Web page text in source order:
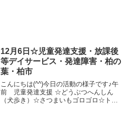
12月6日☆児童発達支援・放課後
等デイサービス・発達障害・柏の
葉・柏市
こんにちは(^^)今日の活動の様子です♪午
前 児童発達支援 ☆どうぶつへんしん
（犬歩き）☆さつまいもゴロゴロ☆トラ